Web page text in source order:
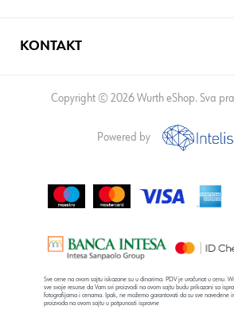
KONTAKT
Copyright © 2026 Wurth eShop. Sva
Powered by
Sve cene na ovom sajtu iskazane su u dinarima. PDV je uračunat u cenu.
sve svoje resurse da Vam svi proizvodi na ovom sajtu budu prikazani sa
fotografijama i cenama. Ipak, ne možemo garantovati da su sve navedene
proizvoda na ovom sajtu u potpunosti ispravne